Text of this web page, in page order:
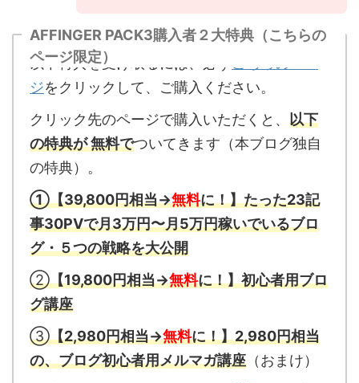
AFFINGER PACK3購入者２大特典（こちらの
ページ限定）
以下特典を受け取るには、必ず こちらのペー
ジをクリックして、ご購入ください。
クリック先のページで購入いただくと、 以下
の特典が 無料でついてきます（本ブログ独自
の特典）。
①【39,800円相当→無料に！】たった23記
事30PVで月3万円〜月5万円稼いでいるブロ
グ・５つの戦略を大公開
②【19,800円相当→無料に！】初心者用ブロ
グ講座
③【2,980円相当→無料に！】2,980円相当
の、ブログ初心者用メルマガ講座 （おまけ）